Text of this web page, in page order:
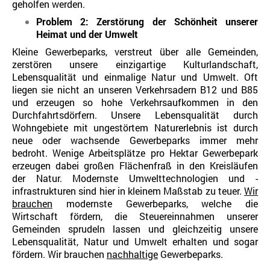
geholfen werden.
Problem 2: Zerstörung der Schönheit unserer
Heimat und der Umwelt
Kleine Gewerbeparks, verstreut über alle Gemeinden,
zerstören unsere einzigartige Kulturlandschaft,
Lebensqualität und einmalige Natur und Umwelt. Oft
liegen sie nicht an unseren Verkehrsadern B12 und B85
und erzeugen so hohe Verkehrsaufkommen in den
Durchfahrtsdörfern. Unsere Lebensqualität durch
Wohngebiete mit ungestörtem Naturerlebnis ist durch
neue oder wachsende Gewerbeparks immer mehr
bedroht. Wenige Arbeitsplätze pro Hektar Gewerbepark
erzeugen dabei großen Flächenfraß in den Kreisläufen
der Natur. Modernste Umwelttechnologien und -
infrastrukturen sind hier in kleinem Maßstab zu teuer. Wir
brauchen modernste Gewerbeparks, welche die
Wirtschaft fördern, die Steuereinnahmen unserer
Gemeinden sprudeln lassen und gleichzeitig unsere
Lebensqualität, Natur und Umwelt erhalten und sogar
fördern. Wir brauchen nachhaltige Gewerbeparks.